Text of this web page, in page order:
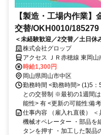
【製造・工場内作業
交替/OKH0010/185279
＜未経験歓迎／2交替／土日
しっかり稼げる！
株式会社グロップ
アクセス ＪＲ赤穂線 東岡
徒歩約16分、ＪＲ山陽本線
から徒歩10分
時給1,300円
岡山県岡山市中区
勤務時間 <勤務時間> (1)5
との交替制 ※最初の1週間
能性> 有 <更新の可能性:備
仕事内容 （雇入れ直後）
機械オペレーター ・部品を
タンを押す ・加工した製品